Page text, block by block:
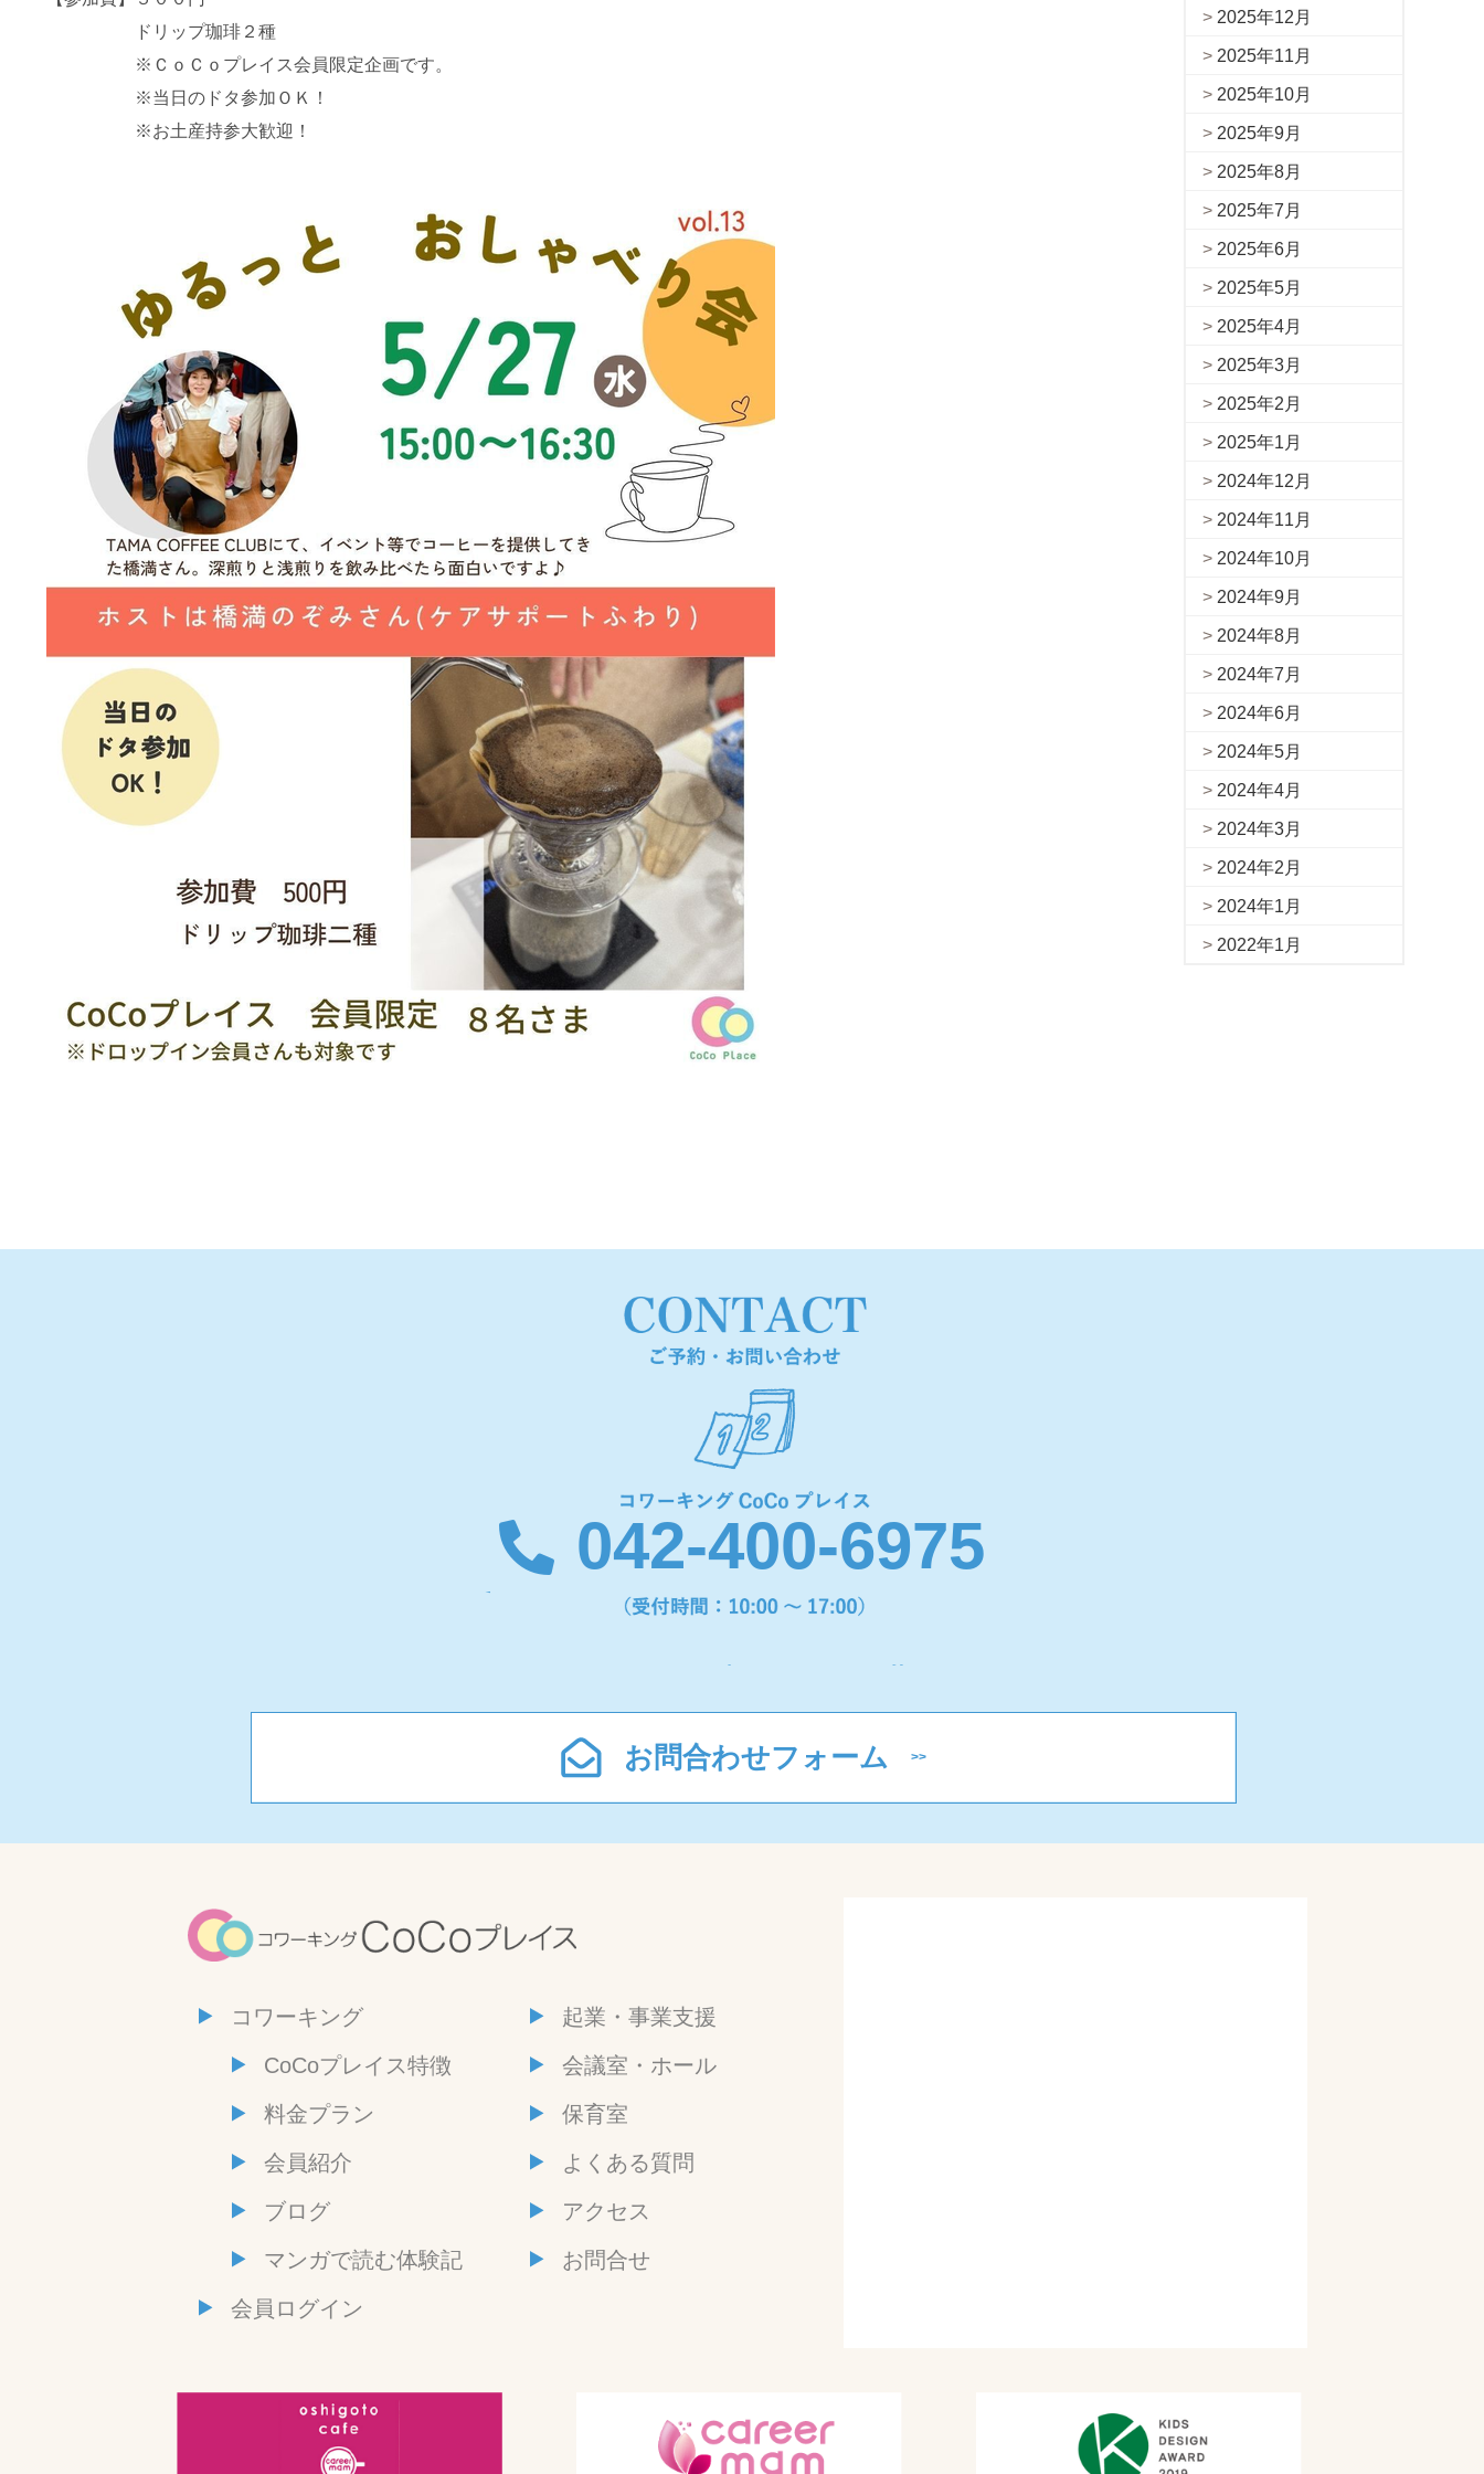
ドリップ珈琲２種
※ＣｏＣｏプレイス会員限定企画です。
※当日のドタ参加ＯＫ！
※お土産持参大歓迎！
2025年12月
2025年11月
2025年10月
2025年9月
2025年8月
2025年7月
2025年6月
2025年5月
2025年4月
2025年3月
2025年2月
2025年1月
2024年12月
2024年11月
2024年10月
2024年9月
2024年8月
2024年7月
2024年6月
2024年5月
2024年4月
2024年3月
2024年2月
2024年1月
2022年1月
042-400-6975
お問合わせフォーム
コワーキング
CoCoプレイス特徴
料金プラン
会員紹介
ブログ
マンガで読む体験記
起業・事業支援
会議室・ホール
保育室
よくある質問
アクセス
お問合せ
会員ログイン